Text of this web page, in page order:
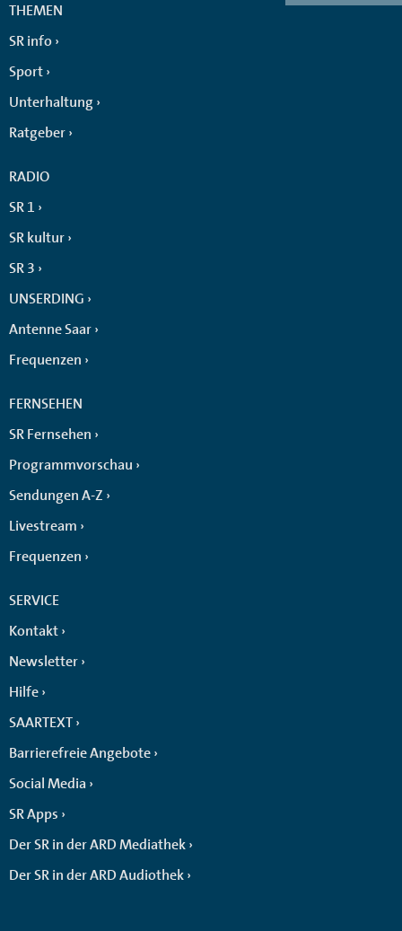
THEMEN
SR info
Sport
Unterhaltung
Ratgeber
RADIO
SR 1
SR kultur
SR 3
UNSERDING
Antenne Saar
Frequenzen
FERNSEHEN
SR Fernsehen
Programmvorschau
Sendungen A-Z
Livestream
Frequenzen
SERVICE
Kontakt
Newsletter
Hilfe
SAARTEXT
Barrierefreie Angebote
Social Media
SR Apps
Der SR in der ARD Mediathek
Der SR in der ARD Audiothek